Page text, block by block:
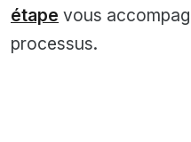
étape vous
processus.